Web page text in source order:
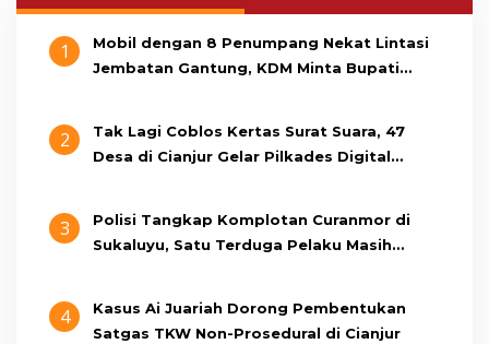
1
Mobil dengan 8 Penumpang Nekat Lintasi
Jembatan Gantung, KDM Minta Bupati
2
Tak Lagi Coblos Kertas Surat Suara, 47
Desa di Cianjur Gelar Pilkades Digital
3
Polisi Tangkap Komplotan Curanmor di
Sukaluyu, Satu Terduga Pelaku Masih
4
Kasus Ai Juariah Dorong Pembentukan
Satgas TKW Non-Prosedural di Cianjur